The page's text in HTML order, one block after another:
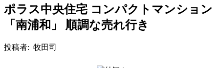
ポラス中央住宅 コンパクトマンション
「南浦和」 順調な売れ行き
投稿者: 牧田司